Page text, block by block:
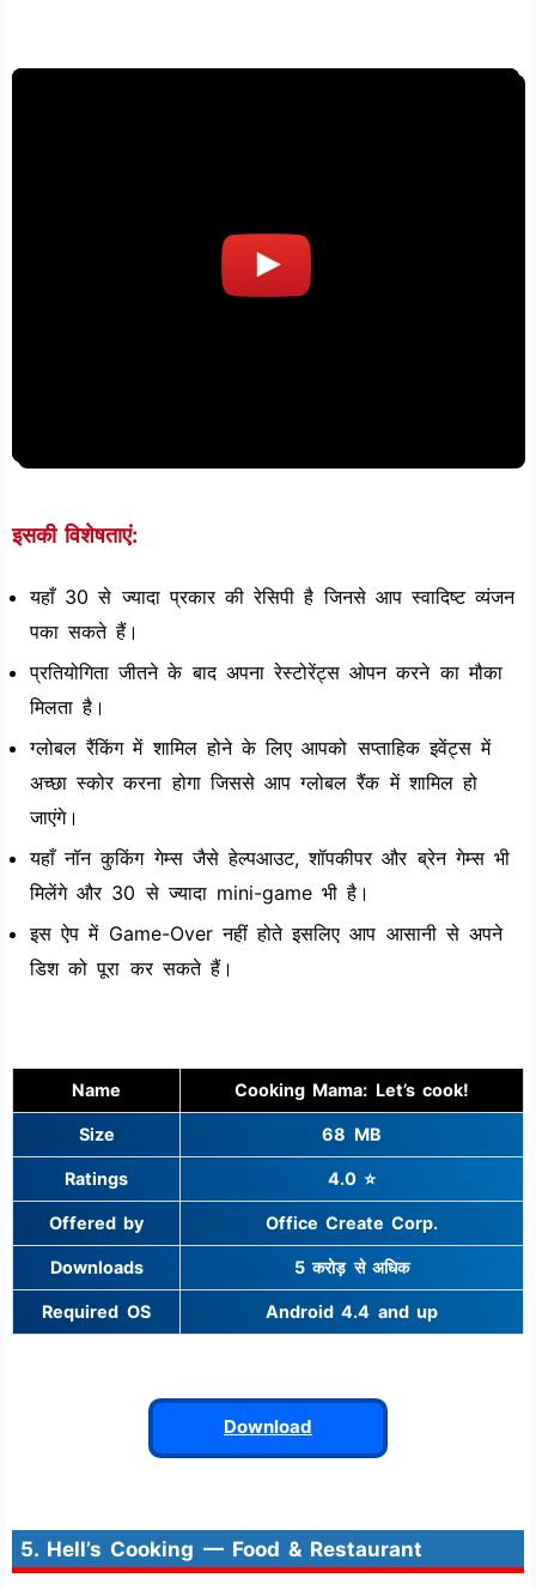
इसकी विशेषताएं:
यहाँ 30 से ज्यादा प्रकार की रेसिपी है जिनसे आप स्वादिष्ट व्यंजन
पका सकते हैं।
प्रतियोगिता जीतने के बाद अपना रेस्टोरेंट्स ओपन करने का मौका
मिलता है।
ग्लोबल रैंकिंग में शामिल होने के लिए आपको सप्ताहिक इवेंट्स में
अच्छा स्कोर करना होगा जिससे आप ग्लोबल रैंक में शामिल हो
जाएंगे।
यहाँ नॉन कुकिंग गेम्स जैसे हेल्पआउट, शॉपकीपर और ब्रेन गेम्स भी
मिलेंगे और 30 से ज्यादा mini-game भी है।
इस ऐप में Game-Over नहीं होते इसलिए आप आसानी से अपने
डिश को पूरा कर सकते हैं।
Name Cooking Mama: Let’s cook!
Size 68 MB
Ratings 4.0 ⭐
Offered by Office Create Corp.
Downloads 5 करोड़ से अधिक
Required OS Android 4.4 and up
Download
5. Hell’s Cooking — Food & Restaurant